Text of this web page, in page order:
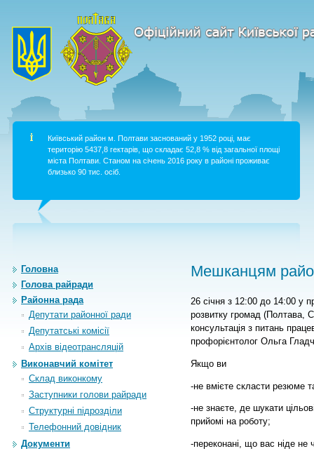
Київський район м. Полтави заснований у 1952 році, має
територію 5437,8 гектарів, що складає 52,8 % від загальної площі
міста Полтави. Станом на січень 2016 року в районі проживає
близько 90 тис. осіб.
Головна
Голова райради
Районна рада
Депутати районної ради
Депутатські комісії
Архiв вiдеотрансляцiй
Виконавчий комітет
Склад виконкому
Заступники голови райради
Структурні підрозділи
Телефонний довідник
Документи
Мешканцям
26 січня з 12:00 до 14:00 у
розвитку громад (Полтава,
консультація з питань
профорієнтолог Ольга
Якщо ви
-не вмієте скласти резюме
-не знаєте, де шукати
прийомі на роботу;
-переконані, що вас ніде не